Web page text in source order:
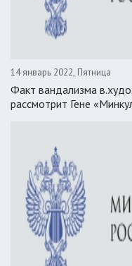
14 январь 2022, Пятница
Факт вандализма
рассмотрит Гене